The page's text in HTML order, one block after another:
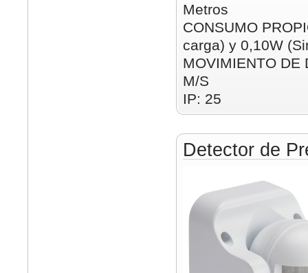
Metros
CONSUMO
carga) y 0,10W
MOVIMIENTO DE
M/S
IP: 25
Detector de